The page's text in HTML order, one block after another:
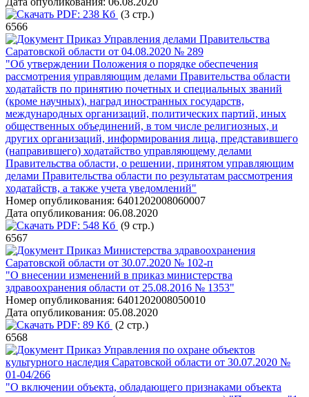
PDF: 238 Кб (3 стр.)
6566
Приказ Управления делами Правительства
Саратовской области от 04.08.2020 № 289
"Об утверждении Положения о порядке обеспечения
рассмотрения управляющим делами Правительства области
ходатайств по принятию почетных и специальных званий
(кроме научных), наград иностранных государств,
международных организаций, политических партий, иных
общественных объединений, в том числе религиозных, и
других организаций, информирования лица, представившего
(направившего) ходатайство управляющему делами
Правительства области, о решении, принятом управляющим
делами Правительства области по результатам рассмотрения
ходатайств, а также учета уведомлений"
Номер опубликования: 6401202008060007
Дата опубликования: 06.08.2020
PDF: 548 Кб (9 стр.)
6567
Приказ Министерства здравоохранения
Саратовской области от 30.07.2020 № 102-п
"О внесении изменений в приказ министерства
здравоохранения области от 25.08.2016 № 1353"
Номер опубликования: 6401202008050010
Дата опубликования: 05.08.2020
PDF: 89 Кб (2 стр.)
6568
Приказ Управления по охране объектов
культурного наследия Саратовской области от 30.07.2020 №
01-04/266
"О включении объекта, обладающего признаками объекта